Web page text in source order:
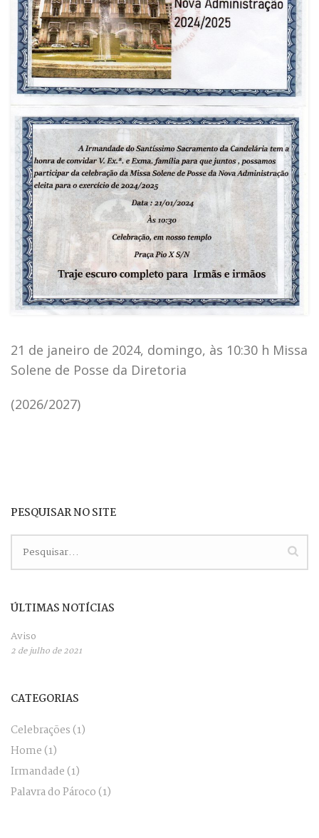
21 de janeiro de 2024, domingo, às 10:30 h Missa
Solene de Posse da Diretoria
(2026/2027)
PESQUISAR NO SITE
ÚLTIMAS NOTÍCIAS
Aviso
2 de julho de 2021
CATEGORIAS
Celebrações (1)
Home (1)
Irmandade (1)
Palavra do Pároco (1)